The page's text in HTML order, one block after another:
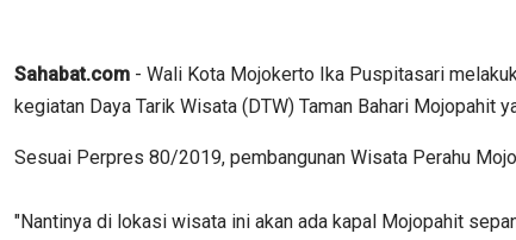
Sahabat.com - Wali Kota Mojokerto Ika Puspitasari
kegiatan Daya Tarik Wisata (DTW) Taman Bahari Mojopahit
Sesuai Perpres 80/2019, pembangunan Wisata Perahu
"Nantinya di lokasi wisata ini akan ada kapal Mojopahit